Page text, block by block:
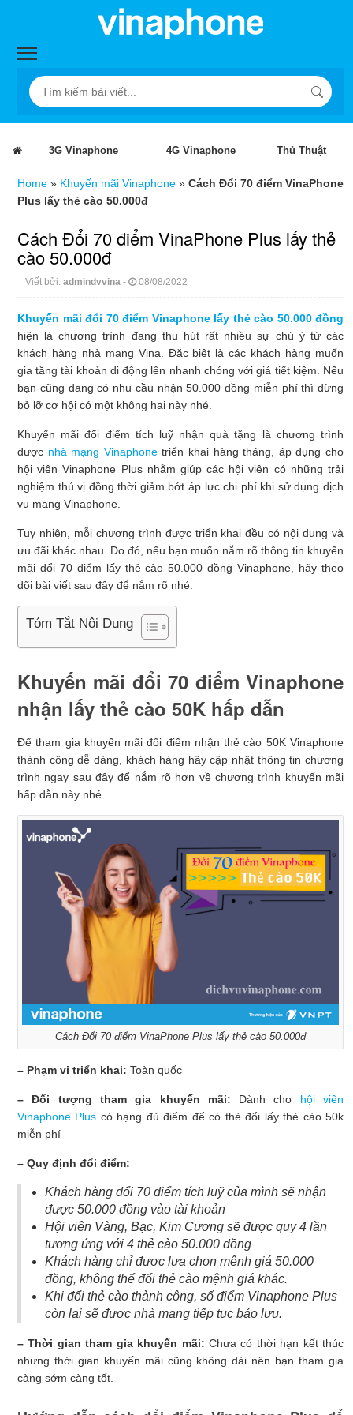
3G Vinaphone 4G Vinaphone Thủ Thuật
Home » Khuyến mãi Vinaphone » Cách Đổi 70 điểm VinaPhone
Plus lấy thẻ cào 50.000đ
Cách Đổi 70 điểm VinaPhone Plus lấy thẻ
cào 50.000đ
Viết bởi: admindvvina - 08/08/2022
Khuyến mãi đổi 70 điểm Vinaphone lấy thẻ cào 50.000 đồng
hiện là chương trình đang thu hút rất nhiều sự chú ý từ các
khách hàng nhà mạng Vina. Đặc biệt là các khách hàng muốn
gia tăng tài khoản di động lên nhanh chóng với giá tiết kiệm. Nếu
bạn cũng đang có nhu cầu nhận 50.000 đồng miễn phí thì đừng
bỏ lỡ cơ hội có một không hai này nhé.
Khuyến mãi đổi điểm tích luỹ nhận quà tặng là chương trình
được nhà mạng Vinaphonetriển khai hàng tháng, áp dụng cho
hội viên Vinaphone Plus nhằm giúp các hội viên có những trải
nghiệm thú vị đồng thời giảm bớt áp lực chi phí khi sử dụng dịch
vụ mạng Vinaphone.
Tuy nhiên, mỗi chương trình được triển khai đều có nội dung và
ưu đãi khác nhau. Do đó, nếu bạn muốn nắm rõ thông tin khuyến
mãi đổi 70 điểm lấy thẻ cào 50.000 đồng Vinaphone, hãy theo
dõi bài viết sau đây để nắm rõ nhé.
Tóm Tắt Nội Dung
Khuyến mãi đổi 70 điểm Vinaphone
nhận lấy thẻ cào 50K hấp dẫn
Để tham gia khuyến mãi đổi điểm nhận thẻ cào 50K Vinaphone
thành công dễ dàng, khách hàng hãy cập nhật thông tin chương
trình ngay sau đây để nắm rõ hơn về chương trình khuyến mãi
hấp dẫn này nhé.
Cách Đổi 70 điểm VinaPhone Plus lấy thẻ cào 50.000đ
– Phạm vi triển khai: Toàn quốc
– Đối tượng tham gia khuyến mãi: Dành cho hội viên
Vinaphone Plus có hạng đủ điểm để có thẻ đổi lấy thẻ cào 50k
miễn phí
– Quy định đổi điểm:
Khách hàng đổi 70 điểm tích luỹ của mình sẽ nhận
được 50.000 đồng vào tài khoản
Hội viên Vàng, Bạc, Kim Cương sẽ được quy 4 lần
tương ứng với 4 thẻ cào 50.000 đồng
Khách hàng chỉ được lựa chọn mệnh giá 50.000
đồng, không thể đổi thẻ cào mệnh giá khác.
Khi đổi thẻ cào thành công, số điểm Vinaphone Plus
còn lại sẽ được nhà mạng tiếp tục bảo lưu.
– Thời gian tham gia khuyến mãi: Chưa có thời hạn kết thúc
nhưng thời gian khuyến mãi cũng không dài nên bạn tham gia
càng sớm càng tốt.